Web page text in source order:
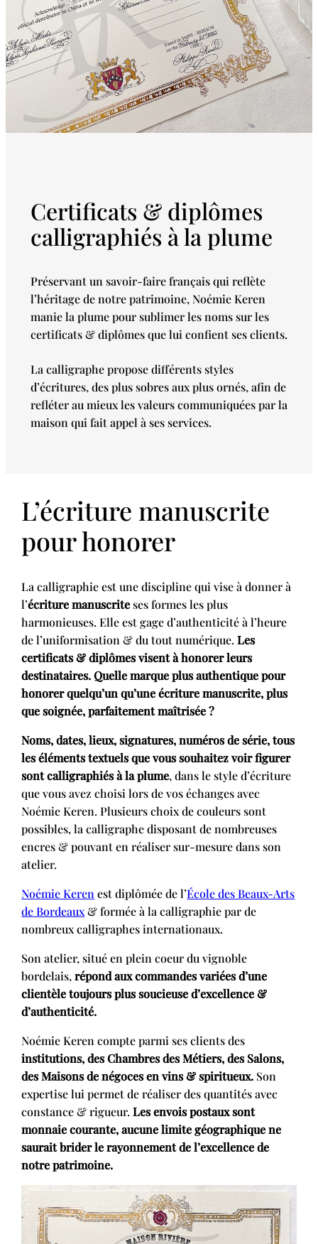
Certificats & diplômes
calligraphiés à la plume
Préservant un savoir-faire français qui reflète
l’héritage de notre patrimoine, Noémie Keren
manie la plume pour sublimer les noms sur les
certificats & diplômes que lui confient ses clients.
La calligraphe propose différents styles
d’écritures, des plus sobres aux plus ornés, afin de
refléter au mieux les valeurs communiquées par la
maison qui fait appel à ses services.
L’écriture manuscrite
pour honorer
La calligraphie est une discipline qui vise à donner à
l’écriture manuscriteses formes les plus
harmonieuses. Elle est gage d’authenticité à l’heure
de l’uniformisation & du tout numérique.Les
certificats & diplômes visent à honorer leurs
destinataires. Quelle marque plus authentique pour
honorer quelqu’un qu’une écriture manuscrite, plus
que soignée, parfaitement maîtrisée ?
Noms, dates, lieux, signatures, numéros de série, tous
les éléments textuels que vous souhaitez voir figurer
sont calligraphiés à la plume, dans le style d’écriture
que vous avez choisi lors de vos échanges avec
Noémie Keren. Plusieurs choix de couleurs sont
possibles, la calligraphe disposant de nombreuses
encres & pouvant en réaliser sur-mesure dans son
atelier.
Noémie Keren est diplômée de l’École des Beaux-Arts
de Bordeaux& formée à la calligraphie par de
nombreux calligraphes internationaux.
Son atelier, situé en plein coeur du vignoble
bordelais,répond aux commandes variées d’une
clientèle toujours plus soucieuse d’excellence &
d’authenticité.
Noémie Keren compte parmi ses clients des
institutions, des Chambres des Métiers, des Salons,
des Maisons de négoces en vins & spiritueux. Son
expertise lui permet de réaliser des quantités avec
constance & rigueur.Les envois postaux sont
monnaie courante, aucune limite géographique ne
saurait brider le rayonnement de l’excellence de
notre patrimoine.